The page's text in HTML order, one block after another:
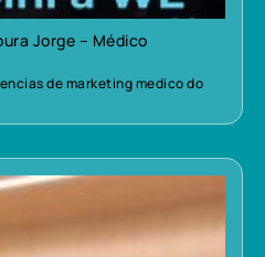
Jorge – Médico
de marketing medico do